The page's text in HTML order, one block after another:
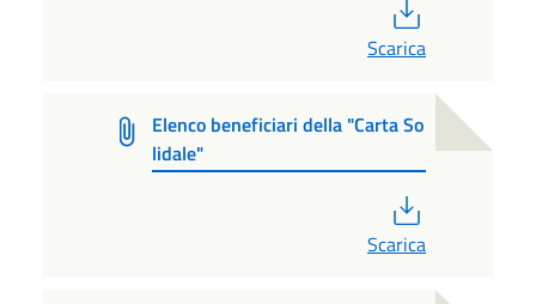
Scarica
Elenco beneficiari della "Carta So
lidale"
Scarica